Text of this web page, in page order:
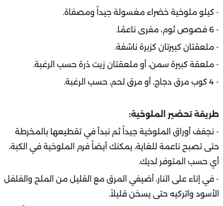
- كيلو ملوخية خضراء مغسولة جيداً ومصفاة.
- 6 فصوص ثوم، مفرى ناعمًا.
- ملعقتان كبيرتان كزبرة ناشفة.
- ملعقة كبيرة سمن، أو ملعقتان زيت ذرة حسب الرغبة.
- 4 كوب مرق دجاج، أو مرق لحم، حسب الرغبة.
طريقة تحضير الملوخية:
- نجفف أوراق الملوخية جيداً ثم نبدأ في تقطيعها بالمخرطة
حتى تصبح ناعمة للغاية، يمكنك أيضاً فرم الملوخية في الكبة،
أي حسب المتوفر لديك.
- في إناء على النار، أضيفي المرق مع القليل من الملح والفلفل
الأسود واتركيه حتى يسخن قليلاً.